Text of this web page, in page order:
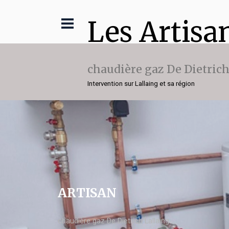
Les
chaudière gaz De Dietrich
Intervention sur Lallaing et sa région
ARTISAN
chaudière gaz De Dietrich Lallaing